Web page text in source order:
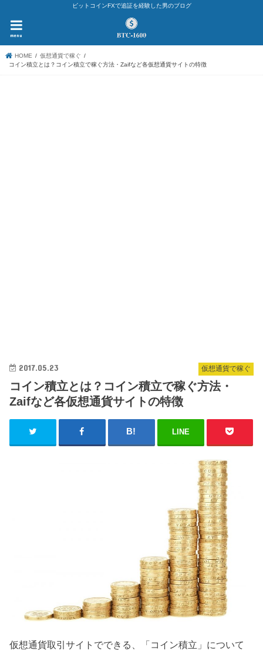
ビットコインFXで追証を経験した男のブログ
menu
HOME
仮想通貨で稼ぐ
コイン積立とは？コイン積立で稼ぐ方法・Zaifなど各仮想通貨サイトの特徴
仮想通貨で稼ぐ
2017.05.23
コイン積立とは？コイン積立で稼ぐ方法・
Zaifなど各仮想通貨サイトの特徴
LINE
仮想通貨取引サイトでできる、「コイン積立」について